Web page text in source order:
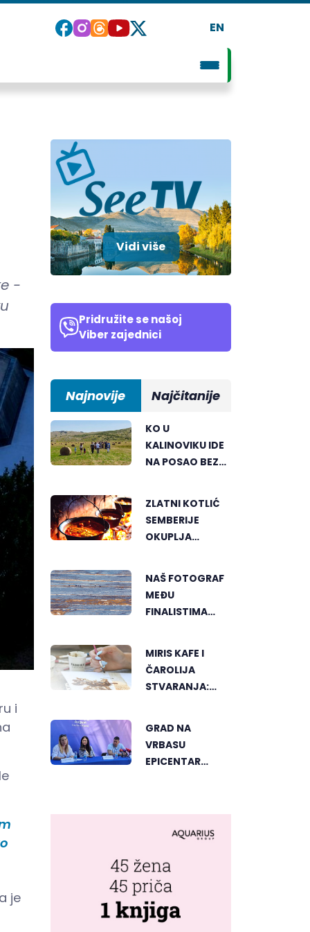
EN
-
i
je
Vidi više
Pridružite se našoj
Viber zajednici
Najnovije Najčitanije
KO U
KALINOVIKU IDE
NA POSAO BEZ
ZLATNI KOTLIĆ
SEMBERIJE
OKUPLJA
RIBLJEG
PAPRIKAŠA U
DVOROVIMA
NAŠ FOTOGRAF
MEĐU
FINALISTIMA
PHOTOGRAPHY"
FESTIVALA U
MONGOLIJI
MIRIS KAFE I
ČAROLIJA
STVARANJA:
UMJETNOSTI U
BANJALUCI
GRAD NA
VRBASU
EPICENTAR